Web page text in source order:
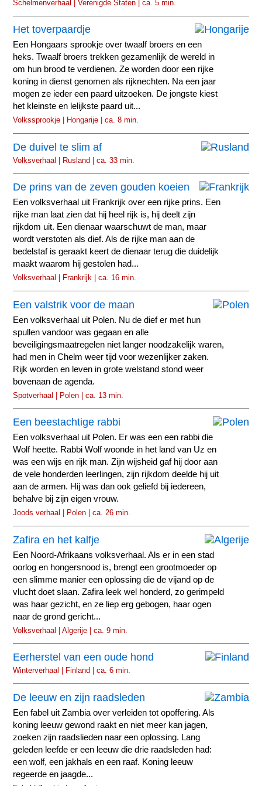
Schelmenverhaal | Verenigde Staten | ca. 5 min.
Het toverpaardje
Een Hongaars sprookje over twaalf broers en een
heks. Twaalf broers trekken gezamenlijk de wereld in
om hun brood te verdienen. Ze worden door een rijke
koning in dienst genomen als rijknechten. Na een jaar
mogen ze ieder een paard uitzoeken. De jongste kiest
het kleinste en lelijkste paard uit...
Volkssprookje | Hongarije | ca. 8 min.
De duivel te slim af
Volksverhaal | Rusland | ca. 33 min.
De prins van de zeven gouden koeien
Een volksverhaal uit Frankrijk over een rijke prins. Een
rijke man laat zien dat hij heel rijk is, hij deelt zijn
rijkdom uit. Een dienaar waarschuwt de man, maar
wordt verstoten als dief. Als de rijke man aan de
bedelstaf is geraakt keert de dienaar terug die duidelijk
maakt waarom hij gestolen had...
Volksverhaal | Frankrijk | ca. 16 min.
Een valstrik voor de maan
Een volksverhaal uit Polen. Nu de dief er met hun
spullen vandoor was gegaan en alle
beveiligingsmaatregelen niet langer noodzakelijk waren,
had men in Chelm weer tijd voor wezenlijker zaken.
Rijk worden en leven in grote welstand stond weer
bovenaan de agenda.
Spotverhaal | Polen | ca. 13 min.
Een beestachtige rabbi
Een volksverhaal uit Polen. Er was een een rabbi die
Wolf heette. Rabbi Wolf woonde in het land van Uz en
was een wijs en rijk man. Zijn wijsheid gaf hij door aan
de vele honderden leerlingen, zijn rijkdom deelde hij uit
aan de armen. Hij was dan ook geliefd bij iedereen,
behalve bij zijn eigen vrouw.
Joods verhaal | Polen | ca. 26 min.
Zafira en het kalfje
Een Noord-Afrikaans volksverhaal. Als er in een stad
oorlog en hongersnood is, brengt een grootmoeder op
een slimme manier een oplossing die de vijand op de
vlucht doet slaan. Zafira leek wel honderd, zo gerimpeld
was haar gezicht, en ze liep erg gebogen, haar ogen
naar de grond gericht...
Volksverhaal | Algerije | ca. 9 min.
Eerherstel van een oude hond
Winterverhaal | Finland | ca. 6 min.
De leeuw en zijn raadsleden
Een fabel uit Zambia over verleiden tot opoffering. Als
koning leeuw gewond raakt en niet meer kan jagen,
zoeken zijn raadslieden naar een oplossing. Lang
geleden leefde er een leeuw die drie raadsleden had:
een wolf, een jakhals en een raaf. Koning leeuw
regeerde en jaagde...